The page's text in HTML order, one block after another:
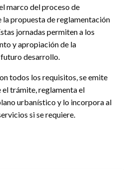
marco del proceso de
la propuesta de reglamentación
jornadas permiten a los
y apropiación de la
desarrollo.
todos los requisitos, se emite
el trámite, reglamenta el
urbanístico y lo incorpora al
si se requiere.